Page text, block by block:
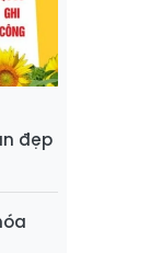
đẹp